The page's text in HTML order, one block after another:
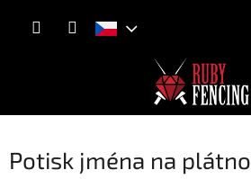
Potisk jména na plátno